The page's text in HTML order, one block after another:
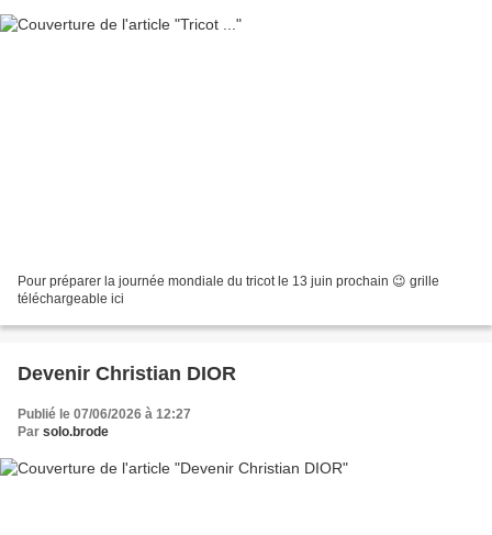
Pour préparer la journée mondiale du tricot le 13 juin prochain 😉 grille
téléchargeable ici
Devenir Christian DIOR
Publié le 07/06/2026 à 12:27
Par solo.brode